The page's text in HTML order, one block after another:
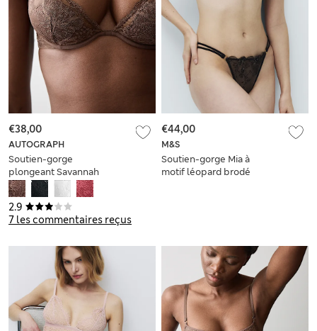
2.9
7 les commentaires reçus
AUTOGRAPH
Soutien-gorge
plongeant Savannah
en dentelle à
armatures, bonnets
A à E
€38,00
M&S
Soutien-gorge Mia à
motif léopard brodé
€44,00